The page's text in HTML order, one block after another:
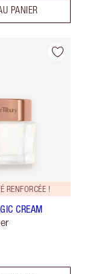
PANIER
RENFORCÉE !
CREAM